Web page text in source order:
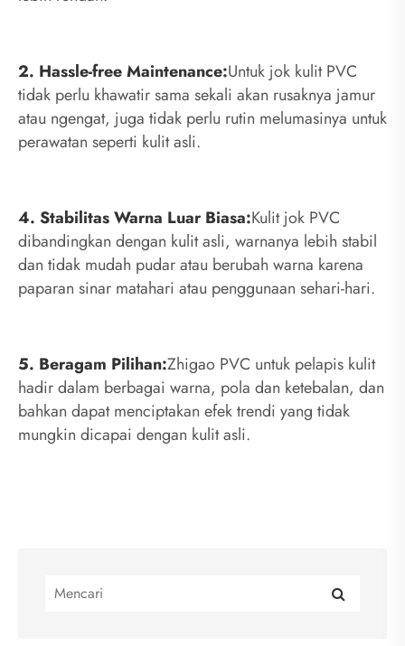
2. Hassle-free Maintenance:Untuk jok kulit PVC
tidak perlu khawatir sama sekali akan rusaknya jamur
atau ngengat, juga tidak perlu rutin melumasinya untuk
perawatan seperti kulit asli.
4. Stabilitas Warna Luar Biasa:Kulit jok PVC
dibandingkan dengan kulit asli, warnanya lebih stabil
dan tidak mudah pudar atau berubah warna karena
paparan sinar matahari atau penggunaan sehari-hari.
5. Beragam Pilihan:Zhigao PVC untuk pelapis kulit
hadir dalam berbagai warna, pola dan ketebalan, dan
bahkan dapat menciptakan efek trendi yang tidak
mungkin dicapai dengan kulit asli.